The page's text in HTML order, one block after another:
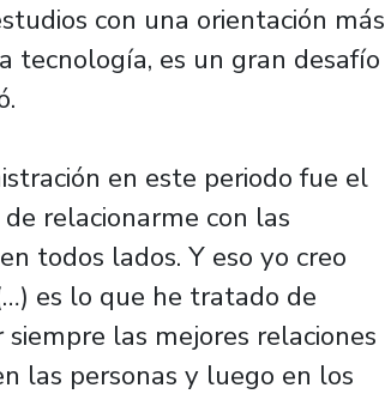
con una orientación más
tecnología, es un gran desafío
en este periodo fue el
relacionarme con las
todos lados. Y eso yo creo
es lo que he tratado de
las mejores relaciones
las personas y luego en los